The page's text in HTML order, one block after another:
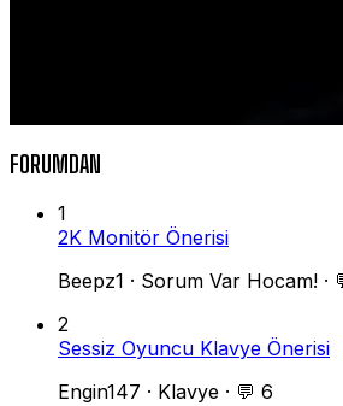
FORUMDAN
1
2K Monitör Önerisi
Beepz1 · Sorum Var Hocam! ·
2
Sessiz Oyuncu Klavye Önerisi
Engin147 · Klavye · 💬 6